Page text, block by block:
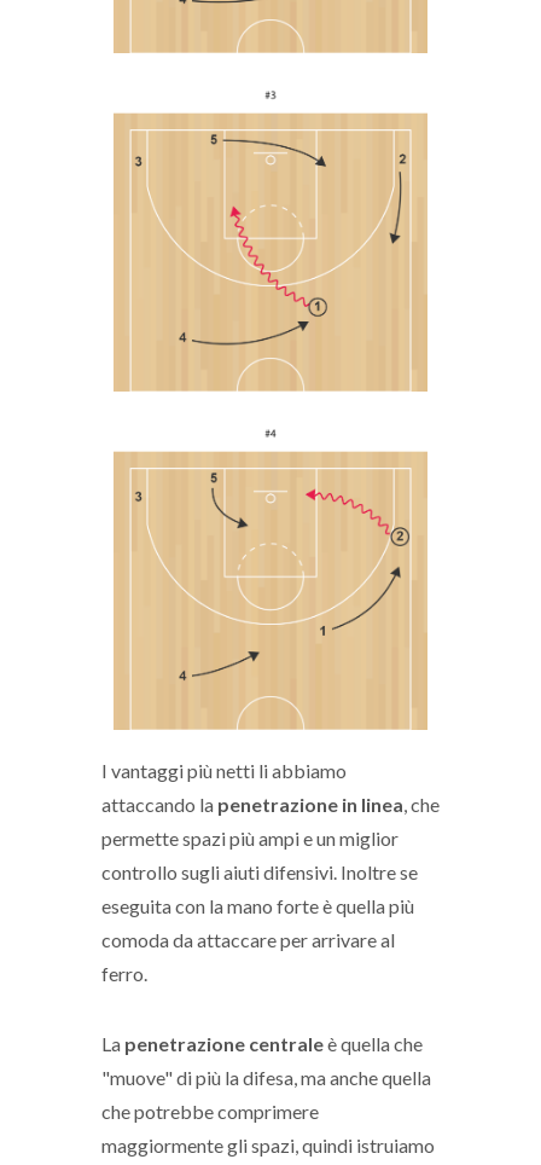
I vantaggi più netti li abbiamo
attaccando la penetrazione in linea , che
permette spazi più ampi e un miglior
controllo sugli aiuti difensivi. Inoltre se
eseguita con la mano forte è quella più
comoda da attaccare per arrivare al
ferro.
La penetrazione centraleè quella che
"muove" di più la difesa, ma anche quella
che potrebbe comprimere
maggiormente gli spazi, quindi istruiamo